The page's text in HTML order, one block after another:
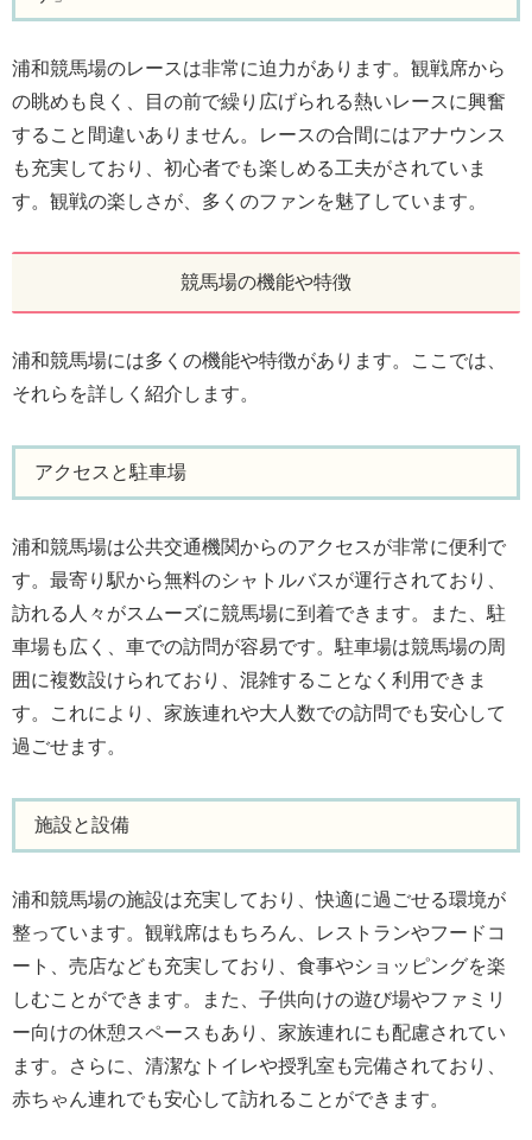
浦和競馬場のレースは非常に迫力があります。観戦席から
の眺めも良く、目の前で繰り広げられる熱いレースに興奮
すること間違いありません。レースの合間にはアナウンス
も充実しており、初心者でも楽しめる工夫がされていま
す。観戦の楽しさが、多くのファンを魅了しています。
競馬場の機能や特徴
浦和競馬場には多くの機能や特徴があります。ここでは、
それらを詳しく紹介します。
アクセスと駐車場
浦和競馬場は公共交通機関からのアクセスが非常に便利で
す。最寄り駅から無料のシャトルバスが運行されており、
訪れる人々がスムーズに競馬場に到着できます。また、駐
車場も広く、車での訪問が容易です。駐車場は競馬場の周
囲に複数設けられており、混雑することなく利用できま
す。これにより、家族連れや大人数での訪問でも安心して
過ごせます。
施設と設備
浦和競馬場の施設は充実しており、快適に過ごせる環境が
整っています。観戦席はもちろん、レストランやフードコ
ート、売店なども充実しており、食事やショッピングを楽
しむことができます。また、子供向けの遊び場やファミリ
ー向けの休憩スペースもあり、家族連れにも配慮されてい
ます。さらに、清潔なトイレや授乳室も完備されており、
赤ちゃん連れでも安心して訪れることができます。